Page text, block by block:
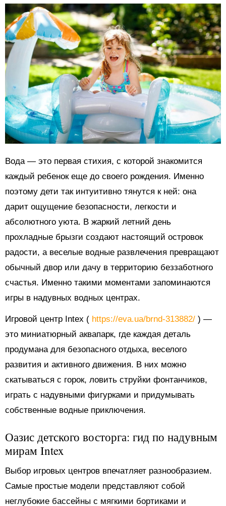
Вода — это первая стихия, с которой знакомится
каждый ребенок еще до своего рождения. Именно
поэтому дети так интуитивно тянутся к ней: она
дарит ощущение безопасности, легкости и
абсолютного уюта. В жаркий летний день
прохладные брызги создают настоящий островок
радости, а веселые водные развлечения превращают
обычный двор или дачу в территорию беззаботного
счастья. Именно такими моментами запоминаются
игры в надувных водных центрах.
Игровой центр Intex ( https://eva.ua/brnd-313882/ ) —
это миниатюрный аквапарк, где каждая деталь
продумана для безопасного отдыха, веселого
развития и активного движения. В них можно
скатываться с горок, ловить струйки фонтанчиков,
играть с надувными фигурками и придумывать
собственные водные приключения.
Оазис детского восторга: гид по надувным
мирам Intex
Выбор игровых центров впечатляет разнообразием.
Самые простые модели представляют собой
неглубокие бассейны с мягкими бортиками и